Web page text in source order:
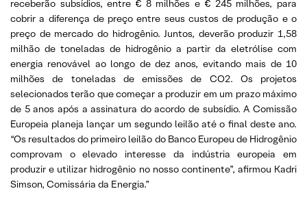
receberão subsídios, entre € 8 milhões e € 245 milhões, para
cobrir a diferença de preço entre seus custos de produção e o
preço de mercado do hidrogênio. Juntos, deverão produzir 1,58
milhão de toneladas de hidrogênio a partir da eletrólise com
energia renovável ao longo de dez anos, evitando mais de 10
milhões de toneladas de emissões de CO2. Os projetos
selecionados terão que começar a produzir em um prazo máximo
de 5 anos após a assinatura do acordo de subsídio. A Comissão
Europeia planeja lançar um segundo leilão até o final deste ano.
“Os resultados do primeiro leilão do Banco Europeu de Hidrogênio
comprovam o elevado interesse da indústria europeia em
produzir e utilizar hidrogênio no nosso continente”, afirmou Kadri
Simson, Comissária da Energia.”